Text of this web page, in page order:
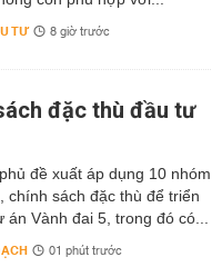
TƯ 8 giờ trước
đặc thù đầu tư
đề xuất áp dụng 10 nhóm
chính sách đặc thù để triển
án Vành đai 5, trong đó có...
01 phút trước